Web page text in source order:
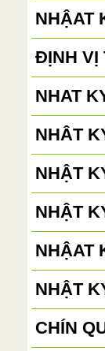
NHẬAT
ĐỊNH VỊ
NHAT
NHÂT
NHẬT
NHẬT
NHẬAT
NHẬT
CHÍN